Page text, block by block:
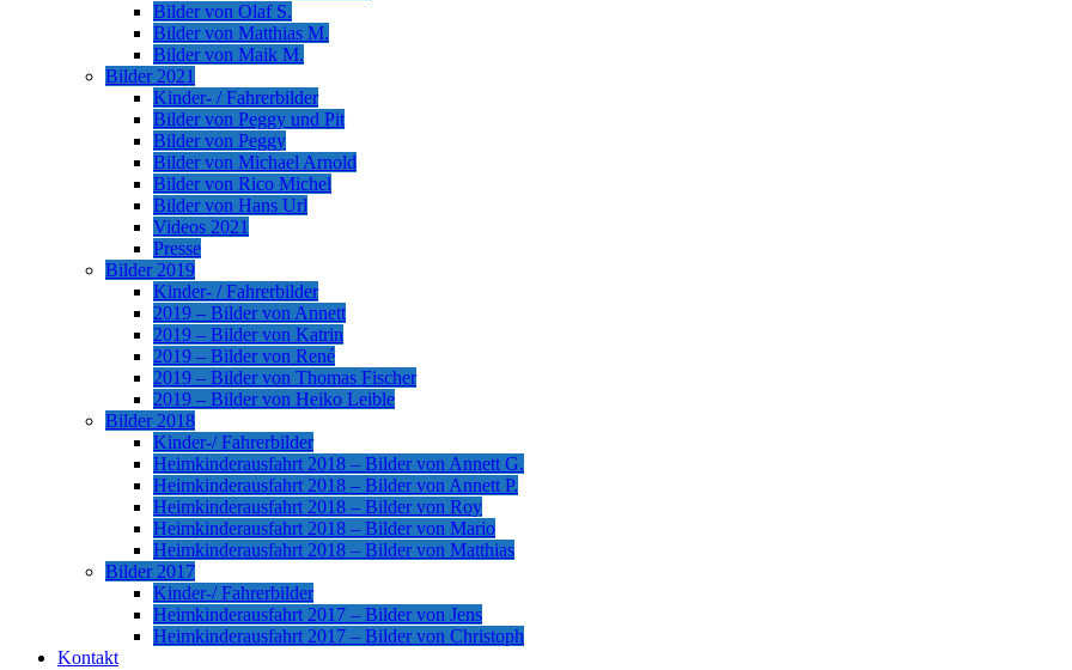
Bilder von Olaf S.
Bilder von Matthias M.
Bilder von Maik M.
Bilder 2021
Kinder- / Fahrerbilder
Bilder von Peggy und Pit
Bilder von Peggy
Bilder von Michael Arnold
Bilder von Rico Michel
Bilder von Hans Url
Videos 2021
Presse
Bilder 2019
Kinder- / Fahrerbilder
2019 – Bilder von Annett
2019 – Bilder von Katrin
2019 – Bilder von René
2019 – Bilder von Thomas Fischer
2019 – Bilder von Heiko Leible
Bilder 2018
Kinder-/ Fahrerbilder
Heimkinderausfahrt 2018 – Bilder von Annett G.
Heimkinderausfahrt 2018 – Bilder von Annett P.
Heimkinderausfahrt 2018 – Bilder von Roy
Heimkinderausfahrt 2018 – Bilder von Mario
Heimkinderausfahrt 2018 – Bilder von Matthias
Bilder 2017
Kinder-/ Fahrerbilder
Heimkinderausfahrt 2017 – Bilder von Jens
Heimkinderausfahrt 2017 – Bilder von Christoph
Kontakt